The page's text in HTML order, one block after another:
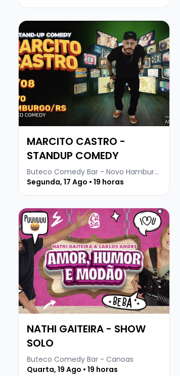
Veja mais sobre MARCITO CASTRO -
MARCITO CASTRO -
STANDUP COMEDY
Buteco Comedy Bar - Novo Hamburgo
Segunda, 17 Ago • 19 horas
Veja mais sobre NATHI GAITEIRA - SHOW
NATHI GAITEIRA - SHOW
SOLO
Buteco Comedy Bar - Canoas
Quarta, 19 Ago • 19 horas